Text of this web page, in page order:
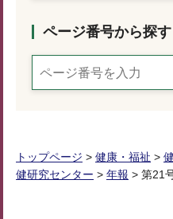
ページ番号から探す
トップページ > 健康・福祉 >
健研究センター > 年報 > 第21